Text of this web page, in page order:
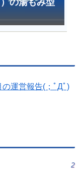
の湯もみ型
運営報告(；ﾟДﾟ)
2